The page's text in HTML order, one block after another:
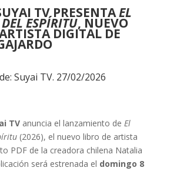
TV PRESENTAEL
ESPÍRITU, NUEVO
DIGITAL DE
Suyai TV. 27/02/2026
TVanuncia el lanzamiento de El
(2026), el nuevo libro de artista
PDF de la creadora chilena Natalia
será estrenada el domingo 8